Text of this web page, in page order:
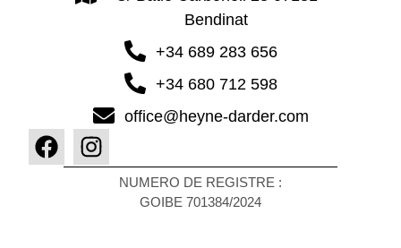
Bendinat
+34 689 283 656
+34 680 712 598
office@heyne-darder.com
NUMERO DE REGISTRE :
GOIBE 701384/2024